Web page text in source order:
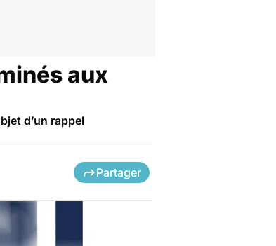
aux
d’un rappel
Partager